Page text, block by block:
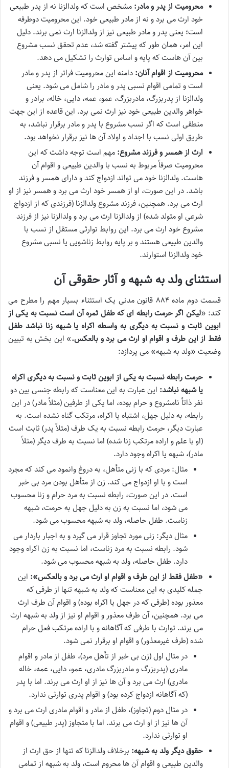
محرومیت از پدر و مادر: مشخص است که ولدالزنا نه از پدر طبیعی
خود ارث می برد و نه از مادر طبیعی خود. این محرومیت دوطرفه
است؛ یعنی پدر و مادر طبیعی نیز از ولدالزنا ارث نمی برند. دلیل
این امر، همان طور که پیشتر گفته شد، عدم تحقق نسب مشروع
بین آن هاست که پایه و اساس توارث را تشکیل می دهد.
محرومیت از اقوام آنان: دامنه این محرومیت فراتر از پدر و مادر
است و تمامی اقوام نسبی پدر و مادر را شامل می شود. یعنی
ولدالزنا از پدربزرگ، مادربزرگ، عمو، عمه، دایی، خاله، برادر و
خواهر والدین طبیعی خود نیز ارث نمی برد. این قاعده از این جهت
منطقی است که اگر نسب مشروع با پدر و مادر برقرار نباشد، به
طریق اولی نسب با اجداد و اولاد آن ها نیز برقرار نخواهد بود.
ارث از همسر و فرزند مشروع: مهم است توجه داشت که این
محرومیت صرفاً مربوط به نسب با والدین طبیعی و اقوام آن
هاست. ولدالزنا خود می تواند ازدواج کند و دارای همسر و فرزند
باشد. در این صورت، او از همسر خود ارث می برد و همسر نیز از او
ارث می برد. همچنین، فرزند مشروع ولدالزنا (فرزندی که از ازدواج
شرعی او متولد شده) از ولدالزنا ارث می برد و ولدالزنا نیز از فرزند
مشروع خود ارث می برد. این روابط توارثی مستقل از نسب با
والدین طبیعی هستند و بر پایه روابط زناشویی یا نسبی مشروع
خود ولدالزنا استوارند.
استثنای ولد به شبهه و آثار حقوقی آن
قسمت دوم ماده ۸۸۴ قانون مدنی یک استثناء بسیار مهم را مطرح می
کند: «لیکن اگر حرمت رابطه ای که طفل ثمره آن است نسبت به یکی از
ابوین ثابت و نسبت به دیگری به واسطه اکراه یا شبهه زنا نباشد طفل
فقط از این طرف و اقوام او ارث می برد و بالعکس.» این بخش به تبیین
وضعیت «ولد به شبهه» می پردازد:
حرمت رابطه نسبت به یکی از ابوین ثابت و نسبت به دیگری اکراه
یا شبهه نباشد: این عبارت به این معناست که رابطه جنسی بین دو
نفر ذاتاً نامشروع و حرام بوده، اما یکی از طرفین (مثلاً مادر) در این
رابطه، به دلیل جهل، اشتباه یا اکراه، مرتکب گناه نشده است. به
عبارت دیگر، حرمت رابطه نسبت به یک طرف (مثلاً پدر) ثابت است
(او با علم و اراده مرتکب زنا شده) اما نسبت به طرف دیگر (مثلاً
مادر)، شبهه یا اکراه وجود دارد.
مثال: مردی که با زنی متأهل، به دروغ وانمود می کند که مجرد
است و با او ازدواج می کند. زن از متأهل بودن مرد بی خبر
است. در این صورت، رابطه نسبت به مرد حرام و زنا محسوب
می شود، اما نسبت به زن به دلیل جهل به حرمت، شبهه
زناست. طفل حاصله، ولد به شبهه محسوب می شود.
مثال دیگر: زنی مورد تجاوز قرار می گیرد و به اجبار باردار می
شود. رابطه نسبت به مرد زناست، اما نسبت به زن اکراه وجود
دارد. طفل حاصله، ولد به شبهه محسوب می شود.
«طفل فقط از این طرف و اقوام او ارث می برد و بالعکس»: این
جمله کلیدی به این معناست که ولد به شبهه تنها از طرفی که
معذور بوده (طرفی که در جهل یا اکراه بوده) و اقوام آن طرف ارث
می برد. همچنین، آن طرف معذور و اقوام او نیز از ولد به شبهه ارث
می برند. توارث با طرفی که آگاهانه و با اراده مرتکب فعل حرام
شده (طرف غیرمعذور) و اقوام او برقرار نمی شود.
در مثال اول (زن بی خبر از تأهل مرد)، طفل از مادر و اقوام
مادری (پدربزرگ و مادربزرگ مادری، عمو، دایی، عمه، خاله
مادری) ارث می برد و آن ها نیز از او ارث می برند. اما با پدر
(که آگاهانه ازدواج کرده بود) و اقوام پدری توارثی ندارد.
در مثال دوم (تجاوز)، طفل از مادر و اقوام مادری ارث می برد و
آن ها نیز از او ارث می برند. اما با متجاوز (پدر طبیعی) و اقوام
او توارثی ندارد.
حقوق دیگر ولد به شبهه: برخلاف ولدالزنا که تنها از حق ارث از
والدین طبیعی و اقوام آن ها محروم است، ولد به شبهه از تمامی